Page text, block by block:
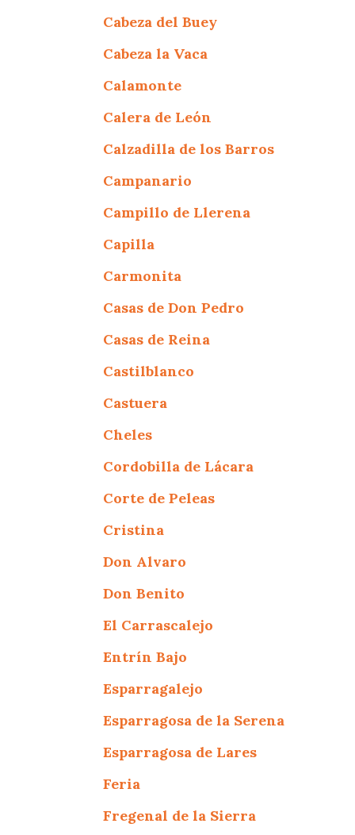
Cabeza del Buey
Cabeza la Vaca
Calamonte
Calera de León
Calzadilla de los Barros
Campanario
Campillo de Llerena
Capilla
Carmonita
Casas de Don Pedro
Casas de Reina
Castilblanco
Castuera
Cheles
Cordobilla de Lácara
Corte de Peleas
Cristina
Don Alvaro
Don Benito
El Carrascalejo
Entrín Bajo
Esparragalejo
Esparragosa de la Serena
Esparragosa de Lares
Feria
Fregenal de la Sierra